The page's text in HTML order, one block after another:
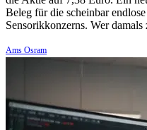
Beleg für die scheinbar
Sensorikkonzerns. Wer
Ams Osram